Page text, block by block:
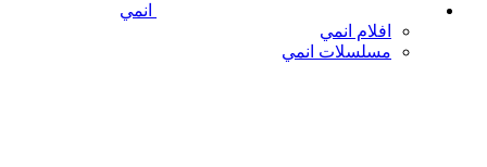
انمي
افلام انمي
مسلسلات انمي